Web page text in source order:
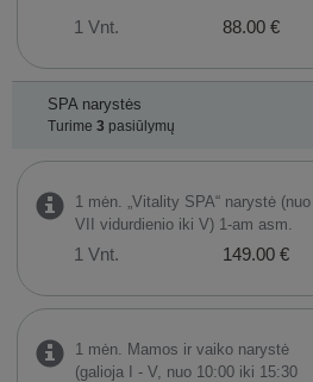
1 Vnt. 88.00 €
SPA narystės
Turime 3 pasiūlymų
1 mėn. „Vitality SPA“ narystė (nuo
VII vidurdienio iki V) 1-am asm.
1 Vnt. 149.00 €
1 mėn. Mamos ir vaiko narystė
(galioja I - V, nuo 10:00 iki 15:30